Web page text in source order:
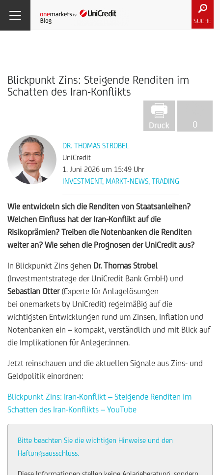
SUCHE
Blickpunkt Zins: Steigende Renditen im
Schatten des Iran-Konflikts
0
DR. THOMAS STROBEL
UniCredit
1. Juni 2026 um 15:49 Uhr
INVESTMENT, MARKT-NEWS TRADING
Wie entwickeln sich die Renditen von Staatsanleihen?
Welchen Einfluss hat der Iran-Konflikt auf die
Risikoprämien? Treiben die Notenbanken die Renditen
weiter an? Wie sehen die Prognosen der UniCredit aus?
In Blickpunkt Zins gehen Dr. Thomas Strobel
(Investmentstratege der UniCredit Bank GmbH) und
Sebastian Otter(Experte für Anlagelösungen
bei onemarkets by UniCredit) regelmäßig auf die
wichtigsten Entwicklungen rund um Zinsen, Inflation und
Notenbanken ein – kompakt, verständlich und mit Blick auf
die Implikationen für Anleger:innen.
Jetzt reinschauen und die aktuellen Signale aus Zins- und
Geldpolitik einordnen:
Blickpunkt Zins: Iran-Konflikt – Steigende Renditen im
Schatten des Iran-Konflikts – YouTube
Bitte beachten Sie die wichtigen Hinweise und den
Haftungsausschluss.